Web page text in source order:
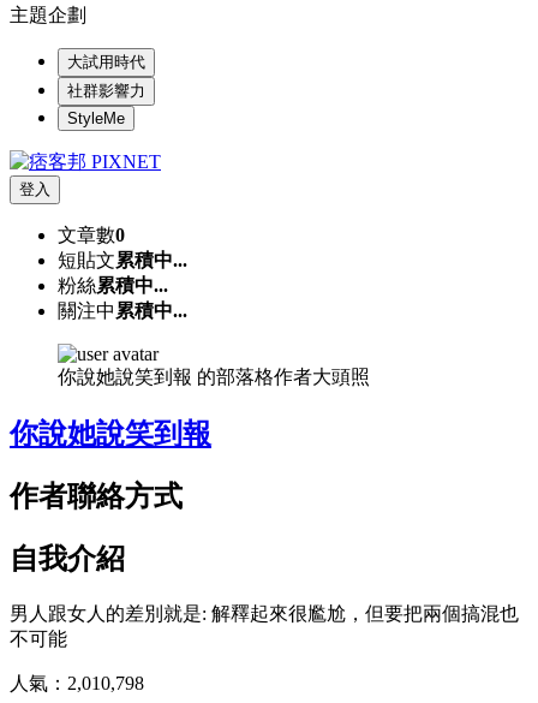
主題企劃
大試用時代
社群影響力
StyleMe
登入
文章數0
短貼文累積中...
粉絲累積中...
關注中 累積中...
你說她說笑到報 的部落格作者大頭照
你說她說笑到報
作者聯絡方式
自我介紹
男人跟女人的差別就是: 解釋起來很尷尬，但要把兩個搞混也
不可能
人氣： 2,010,798